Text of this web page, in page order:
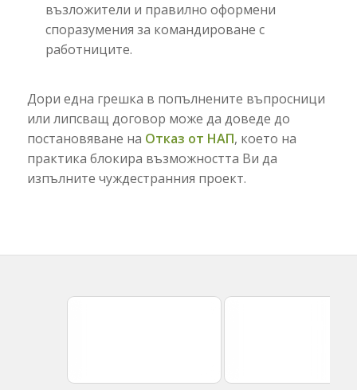
възложители и правилно оформени
споразумения за командироване с
работниците.
Дори една грешка в попълнените въпросници
или липсващ договор може да доведе до
постановяване на Отказ от НАП, което на
практика блокира възможността Ви да
изпълните чуждестранния проект.